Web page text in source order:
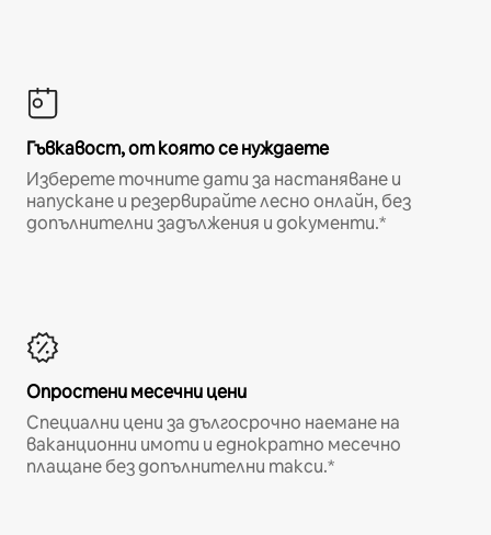
Гъвкавост, от която се нуждаете
Изберете точните дати за настаняване и
напускане и резервирайте лесно онлайн, без
допълнителни задължения и документи.*
Опростени месечни цени
Специални цени за дългосрочно наемане на
ваканционни имоти и еднократно месечно
плащане без допълнителни такси.*